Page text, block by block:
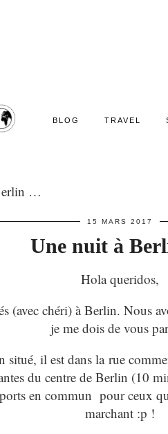
BLOG TRAVEL
…
15 MARS 2017
Une nuit à
Hola queridos,
(avec chéri) à Berlin. Nous
je me dois de vous
situé, il est dans la rue
du centre de Berlin
en commun pour ceux
marchant :p !